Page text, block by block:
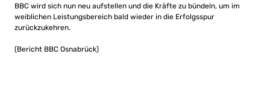
BBC wird sich nun neu aufstellen und die Kräfte zu bündeln, um im
weiblichen Leistungsbereich bald wieder in die Erfolgsspur
zurückzukehren.
(Bericht BBC Osnabrück)